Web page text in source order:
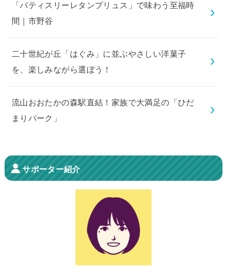
「パティスリーレタンプリュス」で味わう至福時
間｜市野谷
二十世紀が丘「はぐみ」に並ぶやさしい洋菓子
を、楽しみながら選ぼう！
流山おおたかの森駅直結！家族で大満足の「ひだ
まりパーク」
サポーター紹介